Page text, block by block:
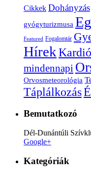
Cikkek Dohányzás
gyógyturizmusa
Featured Fogalomtár
Hírek
mindennapi
Orvosmeteorológia
Táplálkozás
Bemutatkozó
Dél-Dunántúli
Google+
Kategóriák